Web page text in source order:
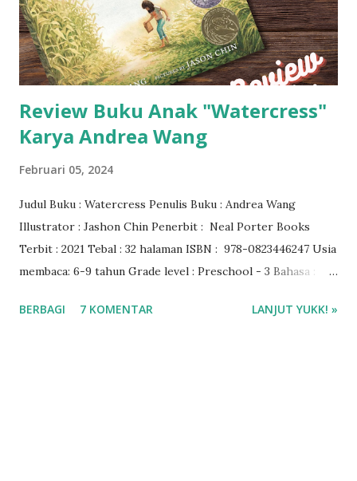
Review Buku Anak "Watercress"
Karya Andrea Wang
Februari 05, 2024
Judul Buku : Watercress Penulis Buku : Andrea Wang
Illustrator : Jashon Chin Penerbit : ‎Neal Porter Books
Terbit : 2021 Tebal : 32 halaman ISBN : 978-0823446247 Usia
membaca: 6-9 tahun Grade level ‎: Preschool - 3 Bahasa :
Baca dan download ebook Watercress di aplikasi Libby
BERBAGI 7 KOMENTAR LANJUT YUKK! »